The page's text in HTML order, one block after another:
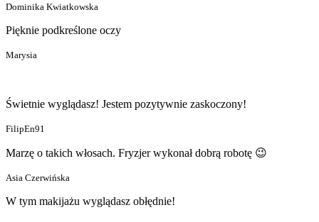
Dominika Kwiatkowska
Pięknie podkreślone oczy
Marysia
Świetnie wyglądasz! Jestem pozytywnie zaskoczony!
FilipEn91
Marzę o takich włosach. Fryzjer wykonał dobrą robotę 😉
Asia Czerwińska
W tym makijażu wyglądasz obłędnie!